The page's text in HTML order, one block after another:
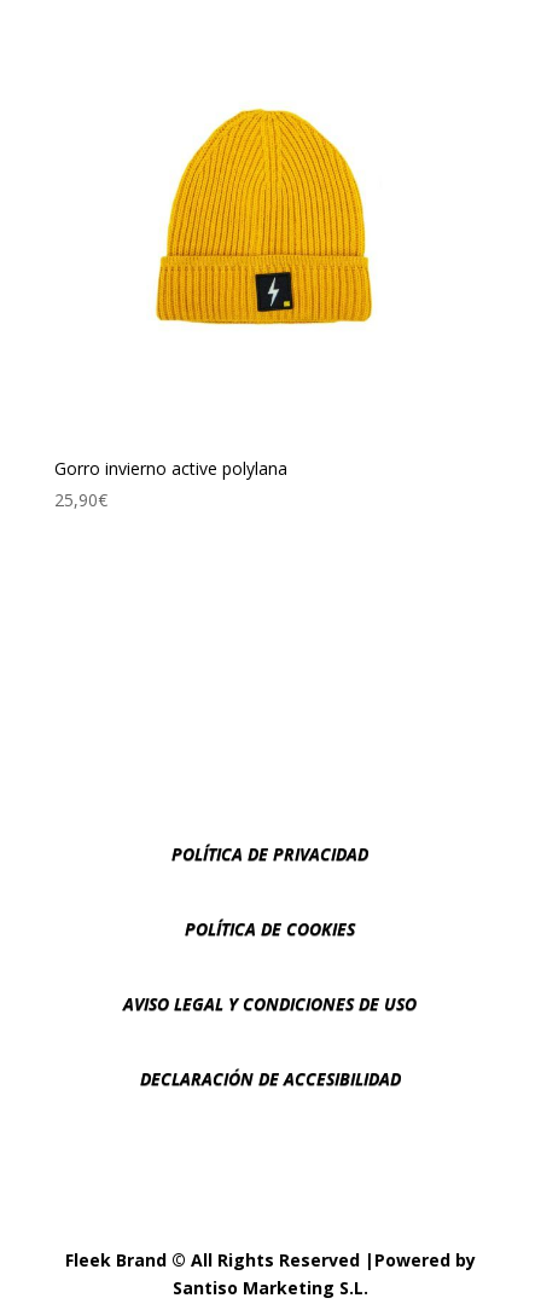
Gorro invierno active polylana
25,90€
POLÍTICA DE PRIVACIDAD
POLÍTICA DE COOKIES
AVISO LEGAL Y CONDICIONES DE USO
DECLARACIÓN DE ACCESIBILIDAD
Fleek Brand © All Rights Reserved |Powered by
Santiso Marketing S.L.